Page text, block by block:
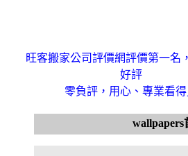
旺客搬家公司評價網評價第一名
好評
零負評，用心、專業看
wallpapers